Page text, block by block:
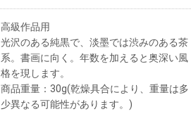
高級作品用
光沢のある純黒で、淡墨では渋みのある茶
系。書画に向く。年数を加えると奥深い風
格を現します。
商品重量：30g(乾燥具合により、重量は多
少異なる可能性があります。)